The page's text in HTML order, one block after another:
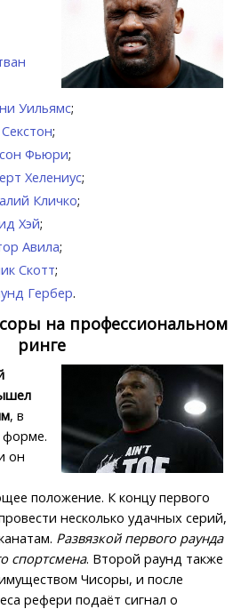
Уильямс;
;
Фьюри;
Хелениус;
Кличко;
Хэй;
Авила;
Скотт;
Гербер.
на профессиональном
ринге
, в
форме.
он
положение. К концу первого
несколько удачных серий,
Развязкой первого раунда
спортсмена. Второй раунд также
Чисоры, и после
рефери подаёт сигнал о